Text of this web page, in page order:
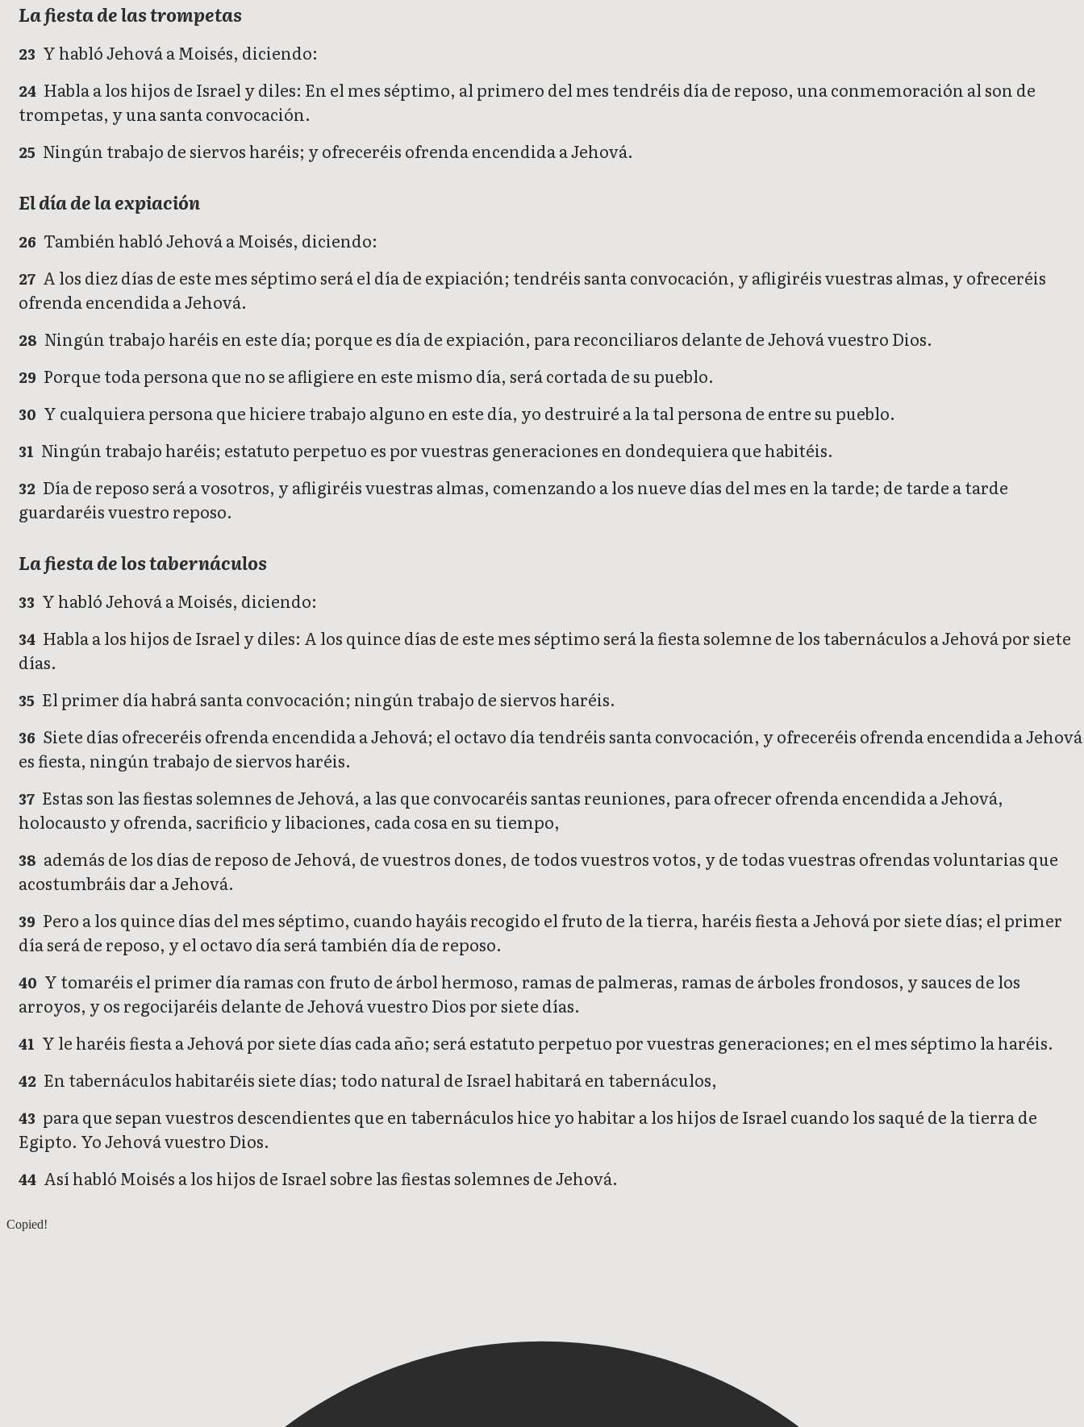
La fiesta de las trompetas
23 Y habló Jehová a Moisés, diciendo:
24 Habla a los hijos de Israel y diles: En el mes séptimo, al primero del mes tendréis día de reposo, una conmemoración al son de
trompetas, y una santa convocación.
25 Ningún trabajo de siervos haréis; y ofreceréis ofrenda encendida a Jehová.
El día de la expiación
26 También habló Jehová a Moisés, diciendo:
27 A los diez días de este mes séptimo será el día de expiación; tendréis santa convocación, y afligiréis vuestras almas, y ofreceréis
ofrenda encendida a Jehová.
28 Ningún trabajo haréis en este día; porque es día de expiación, para reconciliaros delante de Jehová vuestro Dios.
29 Porque toda persona que no se afligiere en este mismo día, será cortada de su pueblo.
30 Y cualquiera persona que hiciere trabajo alguno en este día, yo destruiré a la tal persona de entre su pueblo.
31 Ningún trabajo haréis; estatuto perpetuo es por vuestras generaciones en dondequiera que habitéis.
32 Día de reposo será a vosotros, y afligiréis vuestras almas, comenzando a los nueve días del mes en la tarde; de tarde a tarde
guardaréis vuestro reposo.
La fiesta de los tabernáculos
33 Y habló Jehová a Moisés, diciendo:
34 Habla a los hijos de Israel y diles: A los quince días de este mes séptimo será la fiesta solemne de los tabernáculos a Jehová por siete
días.
35 El primer día habrá santa convocación; ningún trabajo de siervos haréis.
36 Siete días ofreceréis ofrenda encendida a Jehová; el octavo día tendréis santa convocación, y ofreceréis ofrenda encendida a
es fiesta, ningún trabajo de siervos haréis.
37 Estas son las fiestas solemnes de Jehová, a las que convocaréis santas reuniones, para ofrecer ofrenda encendida a Jehová,
holocausto y ofrenda, sacrificio y libaciones, cada cosa en su tiempo,
38 además de los días de reposo de Jehová, de vuestros dones, de todos vuestros votos, y de todas vuestras ofrendas voluntarias que
acostumbráis dar a Jehová.
39 Pero a los quince días del mes séptimo, cuando hayáis recogido el fruto de la tierra, haréis fiesta a Jehová por siete días; el primer
día será de reposo, y el octavo día será también día de reposo.
40 Y tomaréis el primer día ramas con fruto de árbol hermoso, ramas de palmeras, ramas de árboles frondosos, y sauces de los
arroyos, y os regocijaréis delante de Jehová vuestro Dios por siete días.
41 Y le haréis fiesta a Jehová por siete días cada año; será estatuto perpetuo por vuestras generaciones; en el mes séptimo la haréis.
42 En tabernáculos habitaréis siete días; todo natural de Israel habitará en tabernáculos,
43 para que sepan vuestros descendientes que en tabernáculos hice yo habitar a los hijos de Israel cuando los saqué de la tierra de
Egipto. Yo Jehová vuestro Dios.
44 Así habló Moisés a los hijos de Israel sobre las fiestas solemnes de Jehová.
Levítico 22
Copied!